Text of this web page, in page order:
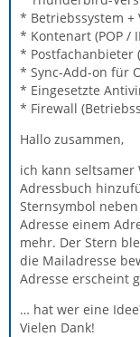
* Betriebssystem +
* Kontenart (POP /
* Postfachanbieter
* Sync-Add-on für
* Eingesetzte
* Firewall
Hallo zusammen,
ich kann seltsamer
Adressbuch
Sternsymbol
Adresse einem
mehr. Der Stern
die Mailadresse
Adresse erscheint
… hat wer eine
Vielen Dank!